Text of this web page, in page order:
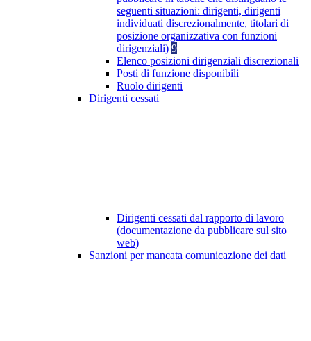
seguenti situazioni: dirigenti, dirigenti
individuati discrezionalmente, titolari di
posizione organizzativa con funzioni
dirigenziali) 9
Elenco posizioni dirigenziali discrezionali
Posti di funzione disponibili
Ruolo dirigenti
Dirigenti cessati
Dirigenti cessati dal rapporto di lavoro
(documentazione da pubblicare sul sito
web)
Sanzioni per mancata comunicazione dei dati